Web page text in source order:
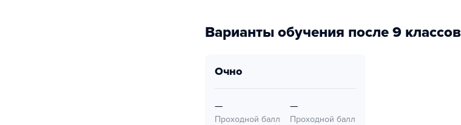
Варианты обучения после 9 классов
очно
—
Проходной балл
—
Проходной балл